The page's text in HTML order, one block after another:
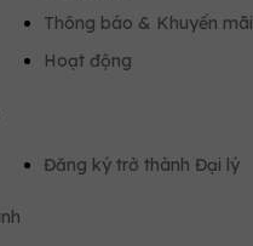
Thông báo & Khuyến mãi
Hoạt động
Đăng ký trở thành Đại lý